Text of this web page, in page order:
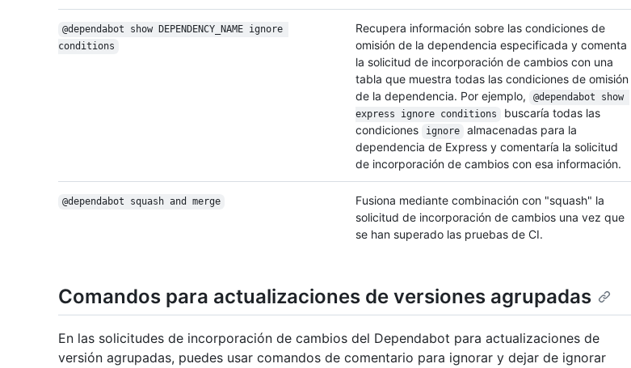
@dependabot show DEPENDENCY_NAME ignore
conditions
Recupera información sobre las condiciones de
omisión de la dependencia especificada y comenta
la solicitud de incorporación de cambios con una
tabla que muestra todas las condiciones de omisión
de la dependencia. Por ejemplo,
@dependabot show
express ignore conditions
buscaría todas las
condiciones
ignore
almacenadas para la
dependencia de Express y comentaría la solicitud
de incorporación de cambios con esa información.
@dependabot squash and merge
Fusiona mediante combinación con "squash" la
solicitud de incorporación de cambios una vez que
se han superado las pruebas de CI.
Comandos para actualizaciones de versiones agrupadas
En las solicitudes de incorporación de cambios del Dependabot para actualizaciones de
versión agrupadas, puedes usar comandos de comentario para ignorar y dejar de ignorar